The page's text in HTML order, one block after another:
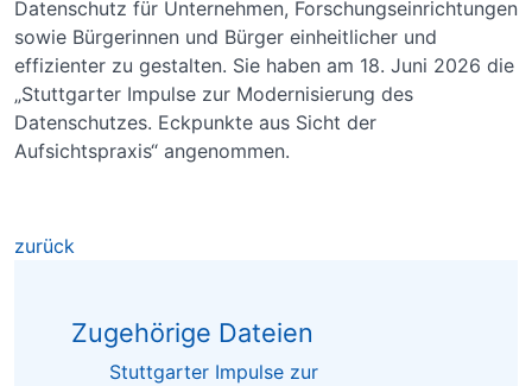
Datenschutz für Unternehmen, Forschungseinrichtungen
sowie Bürgerinnen und Bürger einheitlicher und
effizienter zu gestalten. Sie haben am 18. Juni 2026 die
„Stuttgarter Impulse zur Modernisierung des
Datenschutzes. Eckpunkte aus Sicht der
Aufsichtspraxis“ angenommen.
zurück
Zugehörige Dateien
Stuttgarter Impulse zur